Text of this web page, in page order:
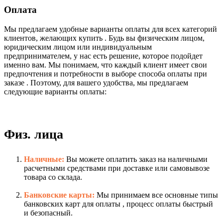
Оплата
Мы предлагаем удобные варианты оплаты для всех категорий
клиентов, желающих купить . Будь вы физическим лицом,
юридическим лицом или индивидуальным
предпринимателем, у нас есть решение, которое подойдет
именно вам. Мы понимаем, что каждый клиент имеет свои
предпочтения и потребности в выборе способа оплаты при
заказе . Поэтому, для вашего удобства, мы предлагаем
следующие варианты оплаты:
Физ. лица
Наличные: Вы можете оплатить заказ на наличными
расчетными средствами при доставке или самовывозе
товара со склада.
Банковские карты: Мы принимаем все основные типы
банковских карт для оплаты , процесс оплаты быстрый
и безопасный.